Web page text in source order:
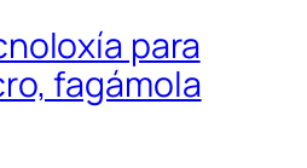
para
fagámola